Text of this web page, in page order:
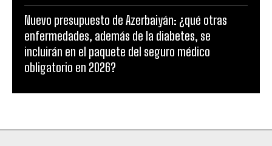
Nuevo presupuesto de Azerbaiyán: ¿qué otras
enfermedades, además de la diabetes, se
incluirán en el paquete del seguro médico
obligatorio en 2026?